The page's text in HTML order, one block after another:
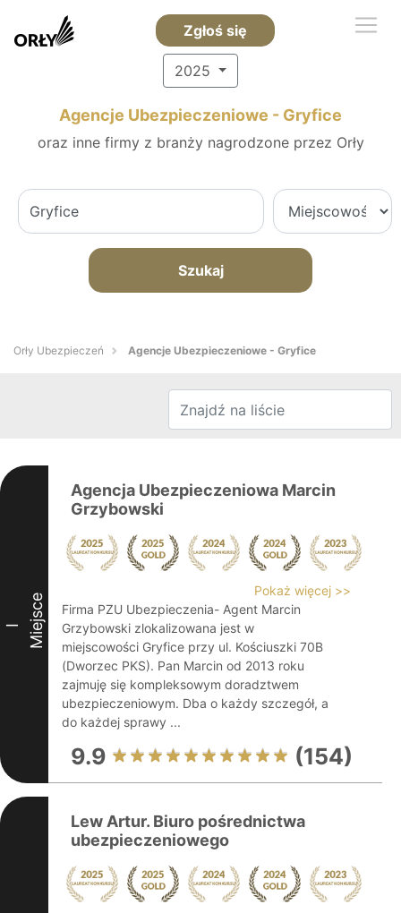
Zgłoś się
2025
Agencje Ubezpieczeniowe - Gryfice
oraz inne firmy z branży nagrodzone przez Orły
Szukaj
Orły Ubezpieczeń Agencje Ubezpieczeniowe - Gryfice
I Miejsce
Agencja Ubezpieczeniowa Marcin
Grzybowski
Pokaż więcej >>
Firma PZU Ubezpieczenia- Agent Marcin
Grzybowski zlokalizowana jest w
miejscowości Gryfice przy ul. Kościuszki 70B
(Dworzec PKS). Pan Marcin od 2013 roku
zajmuję się kompleksowym doradztwem
ubezpieczeniowym. Dba o każdy szczegół, a
do każdej sprawy ...
9.9 (154)
Lew Artur. Biuro pośrednictwa
ubezpieczeniowego